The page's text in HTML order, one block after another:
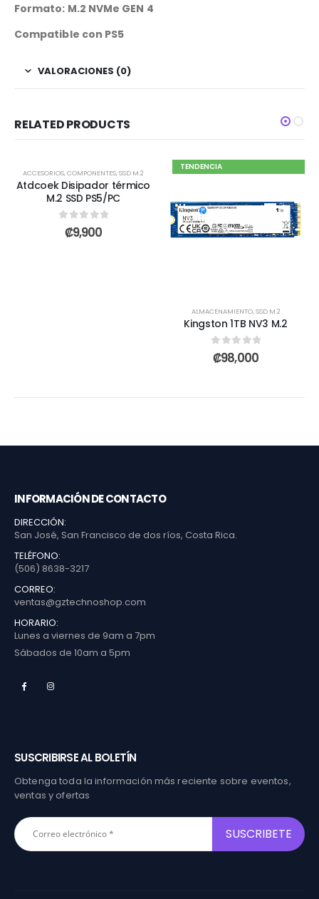
Formato: M.2 NVMe GEN 4
Compatible con PS5
VALORACIONES (0)
RELATED PRODUCTS
ACCESORIOS,COMPONENTES,SSD M.2
Atdcoek Disipador térmico
M.2 SSD PS5/PC
out of 5
₡9,900
TENDENCIA
ALMACENAMIENTO,SSD M.2
Kingston 1TB NV3 M.2
0out of 5
₡98,000
INFORMACIÓN DE CONTACTO
DIRECCIÓN:
San José, San Francisco de dos ríos, Costa Rica.
TELÉFONO:
(506) 8638-3217
CORREO:
ventas@gztechnoshop.com
HORARIO:
Lunes a viernes de 9am a 7pm
Sábados de 10am a 5pm
SUSCRIBIRSE AL BOLETÍN
Obtenga toda la información más reciente sobre eventos,
ventas y ofertas